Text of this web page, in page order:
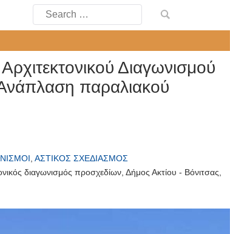
Search
for:
Διαγωνισμού
παραλιακού
, ΑΣΤΙΚΌΣ ΣΧΕΔΙΑΣΜΌΣ
διαγωνισμός προσχεδίων, Δήμος Ακτίου - Βόνιτσας,